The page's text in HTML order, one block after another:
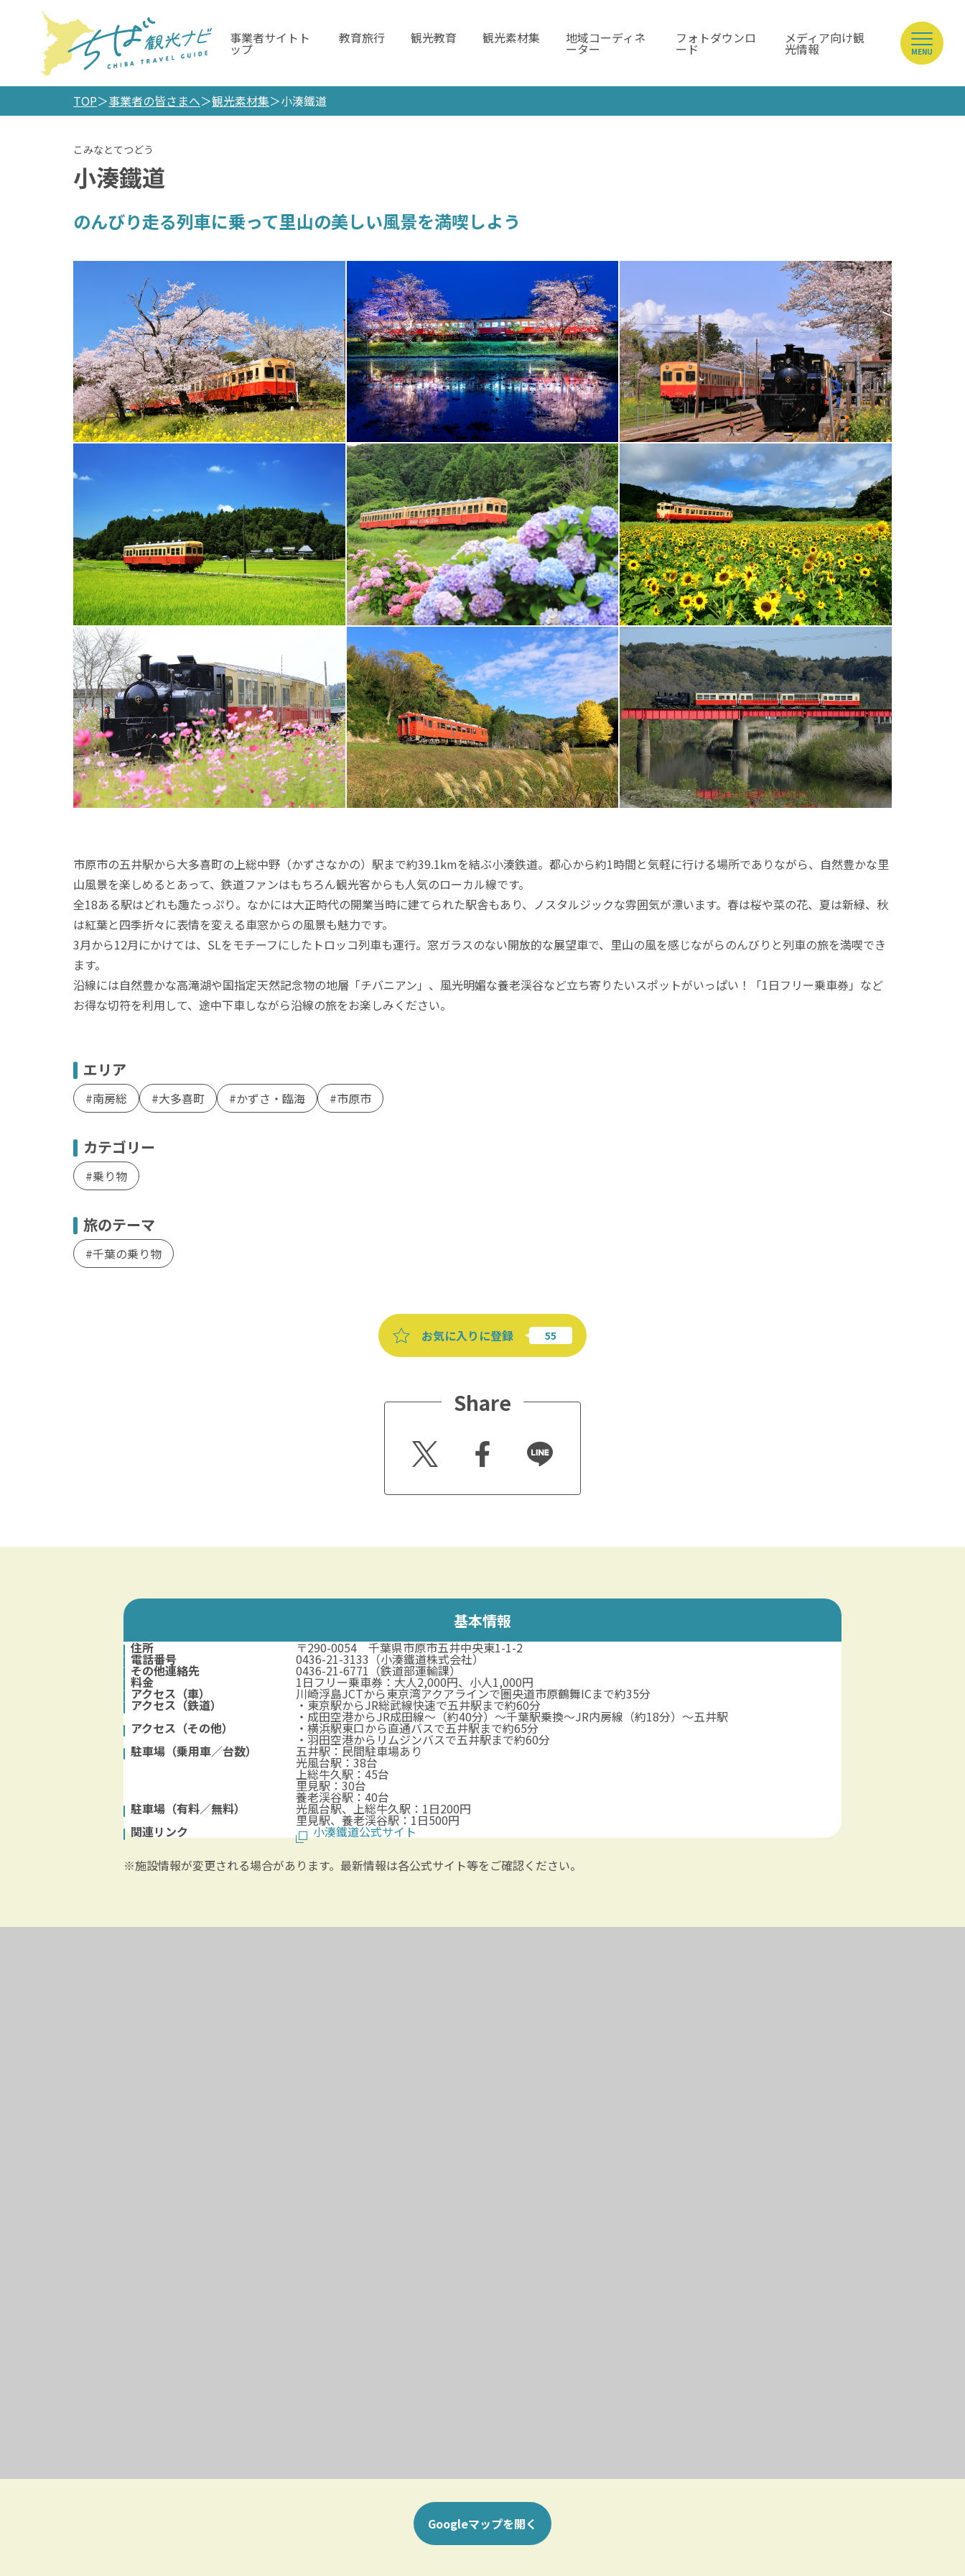
事業者サイトト
ップ
教育旅行 観光教育 観光素材集 地域コーディネ
ーター
フォトダウンロ
ード
メディア向け観
光情報 MENU
TOP 事業者の皆さまへ 観光素材集 小湊鐵道
小湊鐵道
のんびり走る列車に乗って里山の美しい風景を満喫しよう
市原市の五井駅から大多喜町の上総中野（かずさなかの）駅まで約39.1kmを結ぶ小湊鉄道。都心から約1時間と気軽に行ける場所でありながら、自然豊かな里
山風景を楽しめるとあって、鉄道ファンはもちろん観光客からも人気のローカル線です。
全18ある駅はどれも趣たっぷり。なかには大正時代の開業当時に建てられた駅舎もあり、ノスタルジックな雰囲気が漂います。春は桜や菜の花、夏は新緑、秋
は紅葉と四季折々に表情を変える車窓からの風景も魅力です。
3月から12月にかけては、SLをモチーフにしたトロッコ列車も運行。窓ガラスのない開放的な展望車で、里山の風を感じながらのんびりと列車の旅を満喫でき
ます。
沿線には自然豊かな高滝湖や国指定天然記念物の地層「チバニアン」、風光明媚な養老渓谷など立ち寄りたいスポットがいっぱい！「1日フリー乗車券」など
お得な切符を利用して、途中下車しながら沿線の旅をお楽しみください。
エリア
南房総 大多喜町 かずさ・臨海 市原市
カテゴリー
乗り物
旅のテーマ
千葉の乗り物
お気に入りに登録
Share
Twitt
er
Faceb
ook
Line
基本情報
住所 〒290-0054 千葉県市原市五井中央東1-1-2
電話番号 0436-21-3133（小湊鐵道株式会社）
その他連絡先 0436-21-6771（鉄道部運輸課）
料金 1日フリー乗車券：大人2,000円、小人1,000円
アクセス（車） 川崎浮島JCTから東京湾アクアラインで圏央道市原鶴舞ICまで約35分
アクセス（鉄道） ・東京駅からJR総武線快速で五井駅まで約60分
・成田空港からJR成田線〜（約40分）〜千葉駅乗換〜JR内房線（約18分）〜五井駅
アクセス（その他） ・横浜駅東口から直通バスで五井駅まで約65分
・羽田空港からリムジンバスで五井駅まで約60分
駐車場（乗用車／台数） 五井駅：民間駐車場あり
光風台駅：38台
上総牛久駅：45台
里見駅：30台
養老渓谷駅：40台
駐車場（有料／無料） 光風台駅、上総牛久駅：1日200円
里見駅、養老渓谷駅：1日500円
関連リンク
小湊鐵道公式サイト
※施設情報が変更される場合があります。最新情報は各公式サイト等をご確認ください。
Googleマップを開く